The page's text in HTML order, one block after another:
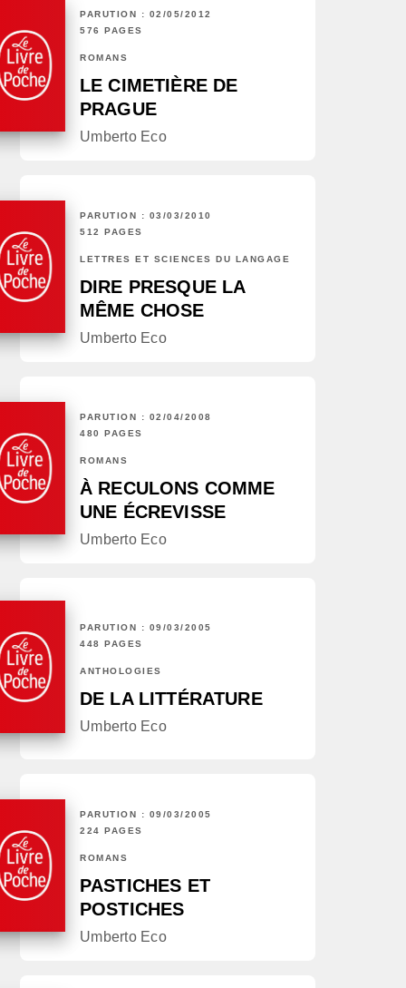
PARUTION : 02/05/2012
576 PAGES
ROMANS
LE CIMETIÈRE DE
PRAGUE
Umberto Eco
PARUTION : 03/03/2010
512 PAGES
LETTRES ET SCIENCES DU LANGAGE
DIRE PRESQUE LA
MÊME CHOSE
Umberto Eco
PARUTION : 02/04/2008
480 PAGES
ROMANS
À RECULONS COMME
UNE ÉCREVISSE
Umberto Eco
PARUTION : 09/03/2005
448 PAGES
ANTHOLOGIES
DE LA LITTÉRATURE
Umberto Eco
PARUTION : 09/03/2005
224 PAGES
ROMANS
PASTICHES ET
POSTICHES
Umberto Eco